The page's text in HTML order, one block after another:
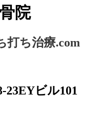
院
23EYビル101